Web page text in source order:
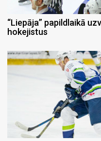
“Liepāja” papildlaikā
hokejistus